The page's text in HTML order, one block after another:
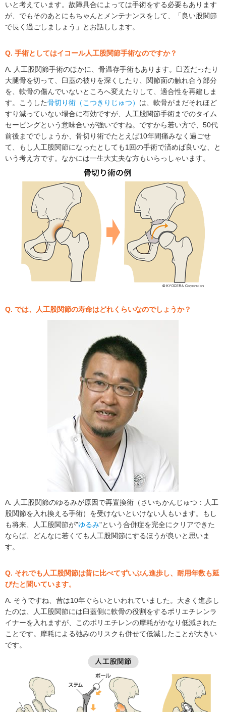
いと考えています。故障具合によっては手術をする必要もあります
が、でもそのあとにもちゃんとメンテナンスをして、「良い股関節
で長く過ごしましょう」とお話しします。
Q. 手術としてはイコール人工股関節手術なのですか？
A. 人工股関節手術のほかに、骨温存手術もあります。臼蓋だったり
大腿骨を切って、臼蓋の被りを深くしたり、関節面の触れ合う部分
を、軟骨の傷んでいないところへ変えたりして、適合性を再建しま
す。こうした骨切り術（こつきりじゅつ） は、軟骨がまだそれほど
すり減っていない場合に有効ですが、人工股関節手術までのタイム
セービングという意味合いが強いですね。ですから若い方で、50代
前後まででしょうか、骨切り術でたとえば10年間痛みなく過ごせ
て、もし人工股関節になったとしても1回の手術で済めば良いな、と
いう考え方です。なかには一生大丈夫な方もいらっしゃいます。
Q. では、人工股関節の寿命はどれくらいなのでしょうか？
A. 人工股関節のゆるみが原因で再置換術（さいちかんじゅつ：人工
股関節を入れ換える手術）を受けないといけない人もいます。もし
も将来、人工股関節が"ゆるみ"という合併症を完全にクリアできた
ならば、どんなに若くても人工股関節にするほうが良いと思いま
す。
Q. それでも人工股関節は昔に比べてずいぶん進歩し、耐用年数も延
びたと聞いています。
A. そうですね、昔は10年ぐらいといわれていました。大きく進歩し
たのは、人工股関節には臼蓋側に軟骨の役割をするポリエチレンラ
イナーを入れますが、このポリエチレンの摩耗がかなり低減された
ことです。摩耗による弛みのリスクも併せて低減したことが大きい
です。